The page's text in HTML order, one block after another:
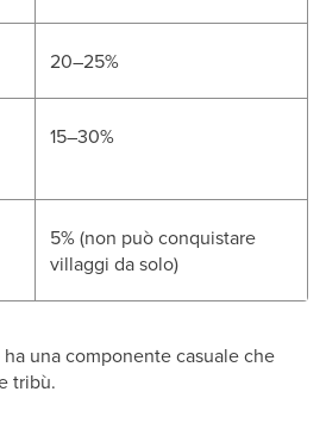
20–25%
15–30%
5% (non può conquistare
villaggi da solo)
una componente casuale che
tribù.